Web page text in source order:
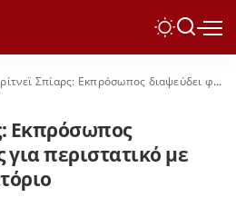
Σπίαρς: Εκπρόσωπος διαψεύδει φήμες για περιστατικό με μαχαίρι σε εστιατόριο
Εκπρόσωπος
περιστατικό με